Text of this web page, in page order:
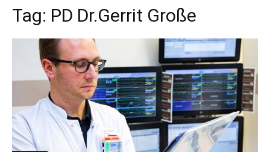
Tag: PD Dr.Gerrit Große